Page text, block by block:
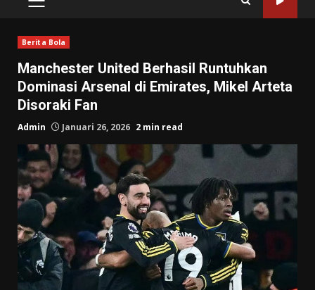
PRIMARY
Berita Bola
Manchester United Berhasil Runtuhkan
Dominasi Arsenal di Emirates, Mikel Arteta
Disoraki Fan
Admin Januari 26, 2026 2 min read